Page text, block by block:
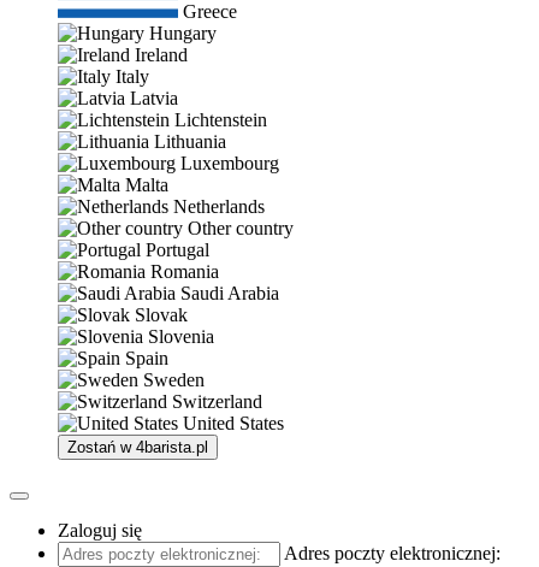
Greece
Hungary
Ireland
Italy
Latvia
Lichtenstein
Lithuania
Luxembourg
Malta
Netherlands
Other country
Portugal
Romania
Saudi Arabia
Slovak
Slovenia
Spain
Sweden
Switzerland
United States
Zostań w 4barista.pl
Zaloguj się
Adres poczty elektronicznej: